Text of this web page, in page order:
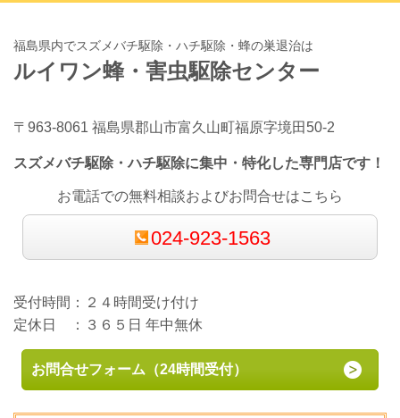
福島県内でスズメバチ駆除・ハチ駆除・蜂の巣退治は
ルイワン蜂・害虫駆除センター
〒963-8061 福島県郡山市富久山町福原字境田50-2
スズメバチ駆除・ハチ駆除に集中・特化した専門店です！
お電話での無料相談およびお問合せはこちら
024-923-1563
受付時間：２４時間受け付け
定休日 ：３６５日 年中無休
お問合せフォーム（24時間受付）